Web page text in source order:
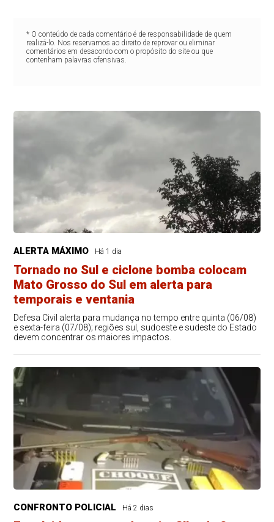
* O conteúdo de cada comentário é de responsabilidade de quem
realizá-lo. Nos reservamos ao direito de reprovar ou eliminar
comentários em desacordo com o propósito do site ou que
contenham palavras ofensivas.
ALERTA MÁXIMO Há 1 dia
Tornado no Sul e ciclone bomba colocam
Mato Grosso do Sul em alerta para
temporais e ventania
Defesa Civil alerta para mudança no tempo entre quinta (06/08)
e sexta-feira (07/08); regiões sul, sudoeste e sudeste do Estado
devem concentrar os maiores impactos.
CONFRONTO POLICIAL Há 2 dias